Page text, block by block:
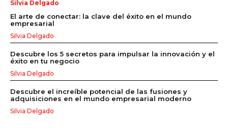
Silvia Delgado
El arte de conectar: la clave del éxito en el mundo
empresarial
Silvia Delgado
Descubre los 5 secretos para impulsar la innovación y el
éxito en tu negocio
Silvia Delgado
Descubre el increíble potencial de las fusiones y
adquisiciones en el mundo empresarial moderno
Silvia Delgado